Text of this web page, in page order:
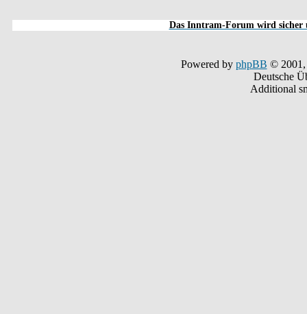
Das Inntram-Forum wird sicher
Powered by phpBB © 2001,
Deutsche
Additional